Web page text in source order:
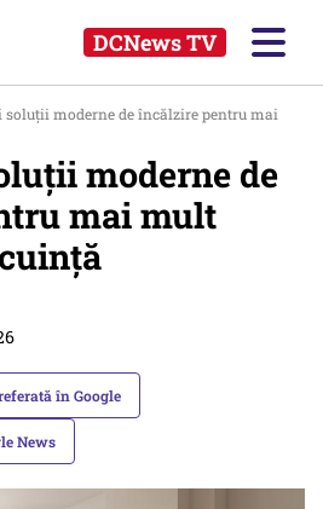
DCNews TV
soluții moderne de încălzire pentru mai
moderne de
mai mult
în Google
News